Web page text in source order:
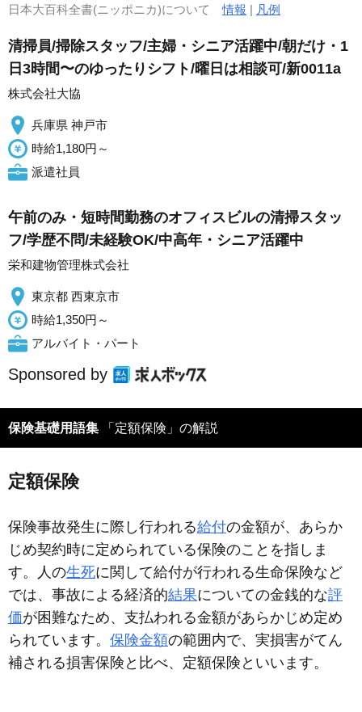
日本大百科全書(ニッポニカ)について情報 | 凡例
清掃員/掃除スタッフ/主婦・シニア活躍中/朝だけ・1
日3時間〜のゆったりシフト/曜日は相談可/新0011a
株式会社大協
兵庫県 神戸市
時給1,180円～
派遣社員
午前のみ・短時間勤務のオフィスビルの清掃スタッ
フ/学歴不問/未経験OK/中高年・シニア活躍中
栄和建物管理株式会社
東京都 西東京市
時給1,350円～
アルバイト・パート
Sponsored by
保険基礎用語集 「定額保険」の解説
定額保険
保険事故発生に際し行われる給付の金額が、あらか
じめ契約時に定められている保険のことを指しま
す。人の生死に関して給付が行われる生命保険など
では、事故による経済的結果についての金銭的な評
価が困難なため、支払われる金額があらかじめ定め
られています。 保険金額の範囲内で、実損害がてん
補される損害保険と比べ、定額保険といいます。